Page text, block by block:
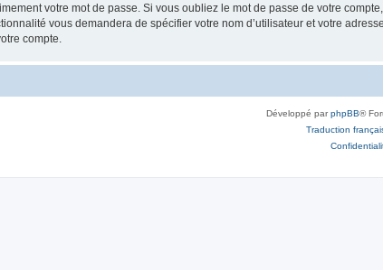
votre mot de passe. Si vous oubliez le mot de passe de votre
vous demandera de spécifier votre nom d’utilisateur et votre
compte.
Développé parphpBB®
Traduction